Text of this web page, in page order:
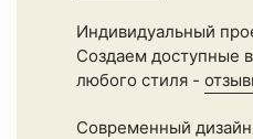
Индивидуальный
Создаем доступные
любого стиля -
Современный дизайн